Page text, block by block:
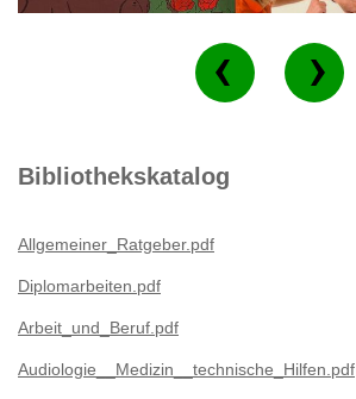
Bibliothekskatalog
Allgemeiner_Ratgeber.pdf
Diplomarbeiten.pdf
Arbeit_und_Beruf.pdf
Audiologie__Medizin__technische_Hilfen.pdf